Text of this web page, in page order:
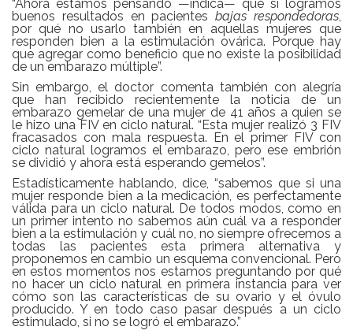
“Ahora estamos pensando —indica— que si logramos
buenos resultados en pacientesbajas respondedoras,
por qué no usarlo también en aquellas mujeres que
responden bien a la estimulación ovárica. Porque hay
que agregar como beneficio que no existe la posibilidad
de un embarazo múltiple”.
Sin embargo, el doctor comenta también con alegría
que han recibido recientemente la noticia de un
embarazo gemelar de una mujer de 41 años a quien se
le hizo una FIV en ciclo natural. “Esta mujer realizó 3 FIV
fracasados con mala respuesta. En el primer FIV con
ciclo natural logramos el embarazo, pero ese embrión
se dividió y ahora está esperando gemelos”.
Estadísticamente hablando, dice, “sabemos que si una
mujer responde bien a la medicación, es perfectamente
válida para un ciclo natural. De todos modos, como en
un primer intento no sabemos aún cuál va a responder
bien a la estimulación y cuál no, no siempre ofrecemos a
todas las pacientes esta primera alternativa y
proponemos en cambio un esquema convencional. Pero
en estos momentos nos estamos preguntando por qué
no hacer un ciclo natural en primera instancia para ver
cómo son las características de su ovario y el óvulo
producido. Y en todo caso pasar después a un ciclo
estimulado, si no se logró el embarazo.”